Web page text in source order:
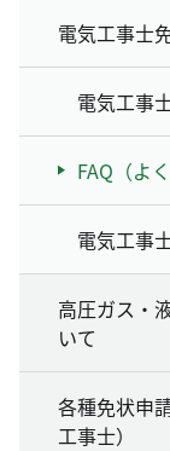
電気工事士
電気工事
FAQ（よ
電気工事
高圧ガス・
いて
各種免状申
工事士）